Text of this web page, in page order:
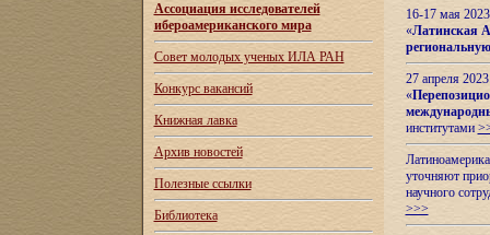
Ассоциация исследователей
ибероамериканского мира
Совет молодых ученых ИЛА РАН
Конкурс вакансий
Книжная лавка
Архив новостей
Полезные ссылки
Библиотека
16-17 мая
«Латинская
27 апреля
«
институтами
уточняют
научного
>>>